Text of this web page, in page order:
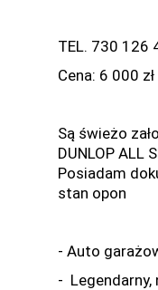
TEL. 730 126
Cena: 6 000
Są świeżo
DUNLOP ALL
Posiadam
stan opon
- Auto
- Legendarny,